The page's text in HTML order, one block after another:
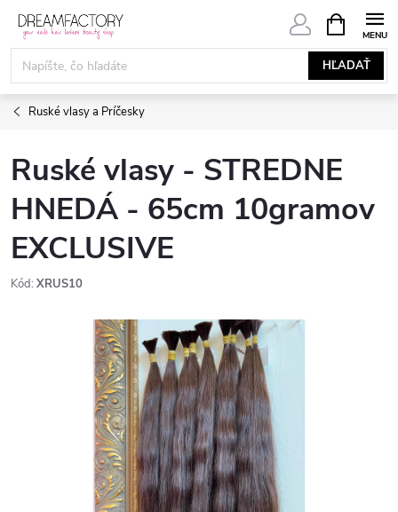
Prejsť
obsah
HĽADAŤ
KOŠÍK
Ruské vlasy a Príčesky
Ruské vlasy - STREDNE
HNEDÁ - 65cm 10gramov
EXCLUSIVE
Kód: XRUS10